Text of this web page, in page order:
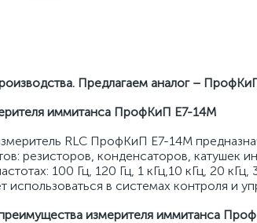
Предлагаем аналог –
иммитанса ПрофКиП Е7-14М
RLC ПрофКиП Е7-14М
резисторов, конденсаторов, катушек
100 Гц, 120 Гц, 1 кГц,10 кГц, 20
использоваться в системах контроля и
измерителя иммитанса